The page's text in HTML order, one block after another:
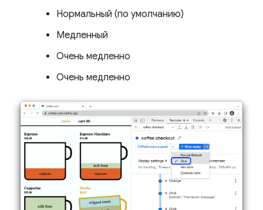
Нормальный (по умолчанию)
Медленный
Очень медленно
Очень медленно